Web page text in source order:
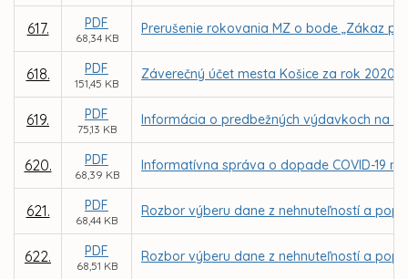
617. PDF
68,34 KB
Prerušenie rokovania MZ o bode „Zákaz
618. PDF
151,45 KB
Záverečný účet mesta Košice za rok 2020
619. PDF
75,13 KB
Informácia o predbežných výdavkoch na
620. PDF
68,39 KB
Informatívna správa o dopade COVID-19
621. PDF
68,44 KB
Rozbor výberu dane z nehnuteľností a
622. PDF
68,51 KB
Rozbor výberu dane z nehnuteľností a